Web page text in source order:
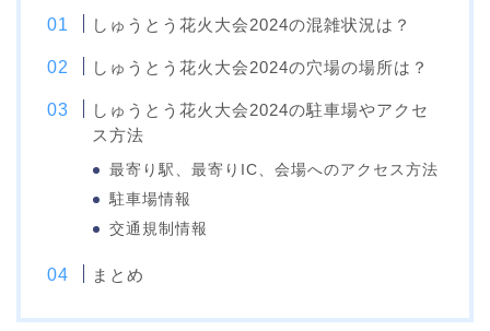
しゅうとう花火大会2024の混雑状況は？
しゅうとう花火大会2024の穴場の場所は？
しゅうとう花火大会2024の駐車場やアクセ
ス方法
最寄り駅、最寄りIC、会場へのアクセス方法
駐車場情報
交通規制情報
まとめ